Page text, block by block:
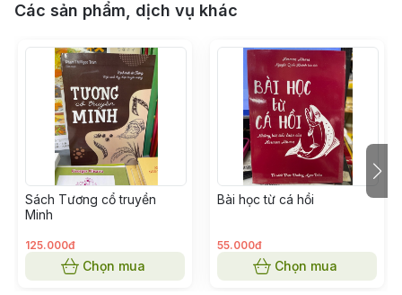
Các sản phẩm, dịch vụ khác
Sách Tương cổ truyền
Minh
125.000đ
Chọn mua
Bài học từ cá hồi
55.000đ
Chọn mua